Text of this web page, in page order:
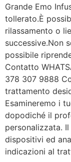
Grande Emo
tollerato.È
rilassamento o
successive.Non
possibile
Contatto
378 307 9888
trattamento
Esamineremo i
dopodiché il
personalizzata.
dispositivi ed
indicazioni al